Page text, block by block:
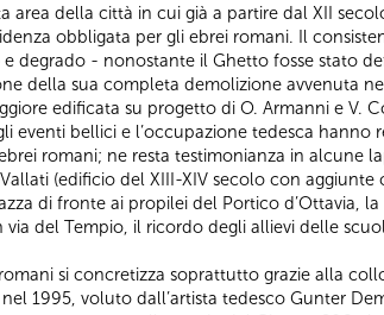
area della città in cui già a partire dal XII
obbligata per gli ebrei romani. Il
degrado - nonostante il Ghetto fosse stato
della sua completa demolizione avvenuta
edificata su progetto di O. Armanni e V.
eventi bellici e l’occupazione tedesca hanno
romani; ne resta testimonianza in alcune
(edificio del XIII-XIV secolo con
di fronte ai propilei del Portico d’Ottavia,
del Tempio, il ricordo degli allievi delle
si concretizza soprattutto grazie alla
1995, voluto dall’artista tedesco Gunter